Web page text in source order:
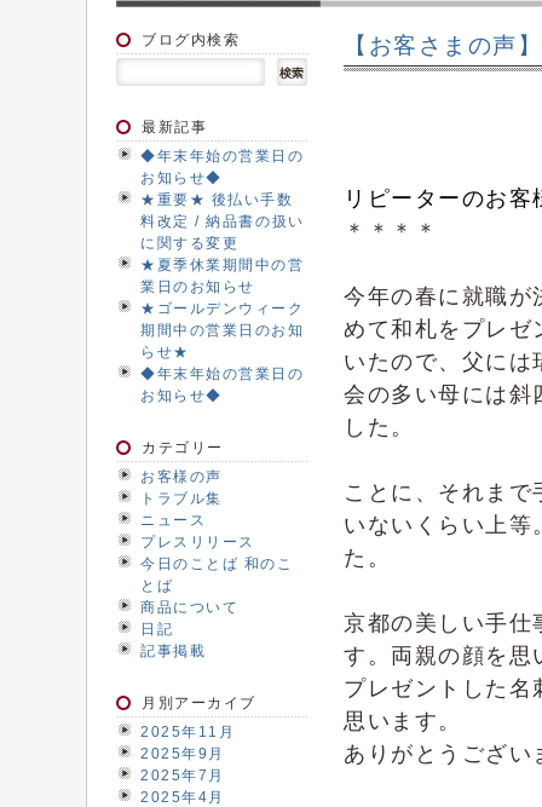
【お客さまの声
リピーターのお客
＊＊＊＊
今年の春に就職が
めて和札をプレゼ
いたので、父に
会の多い母には斜
した。
ことに、それま
いないくらい上
た。
京都の美しい手仕
す。両親の顔を思
プレゼントした
思います。
ありがとうござい
ブログ内検索
最新記事
◆年末年始の営業日の
お知らせ◆
★重要★ 後払い手数
料改定 / 納品書の扱い
に関する変更
★夏季休業期間中の営
業日のお知らせ
★ゴールデンウィーク
期間中の営業日のお知
らせ★
◆年末年始の営業日の
お知らせ◆
カテゴリー
お客様の声
トラブル集
ニュース
プレスリリース
今日のことば 和のこ
とば
商品について
日記
記事掲載
月別アーカイブ
2025年11月
2025年9月
2025年7月
2025年4月